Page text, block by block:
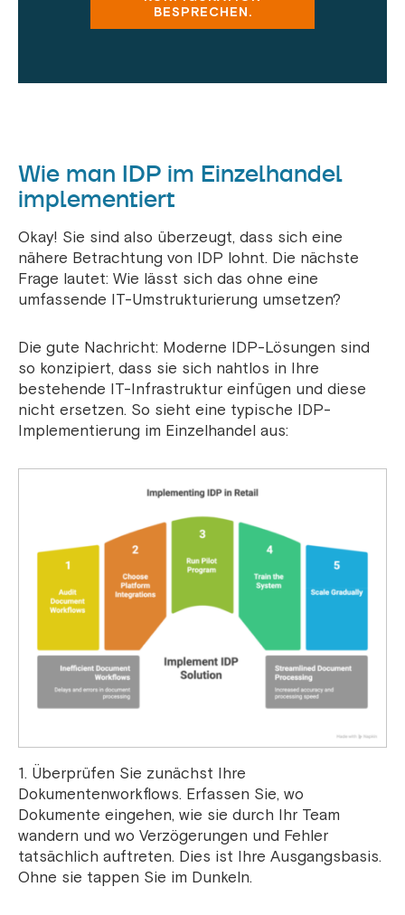
BESPRECHEN.
Wie man IDP im Einzelhandel
implementiert
Okay! Sie sind also überzeugt, dass sich eine
nähere Betrachtung von IDP lohnt. Die nächste
Frage lautet: Wie lässt sich das ohne eine
umfassende IT-Umstrukturierung umsetzen?
Die gute Nachricht: Moderne IDP-Lösungen sind
so konzipiert, dass sie sich nahtlos in Ihre
bestehende IT-Infrastruktur einfügen und diese
nicht ersetzen. So sieht eine typische IDP-
Implementierung im Einzelhandel aus:
1. Überprüfen Sie zunächst Ihre
Dokumentenworkflows. Erfassen Sie, wo
Dokumente eingehen, wie sie durch Ihr Team
wandern und wo Verzögerungen und Fehler
tatsächlich auftreten. Dies ist Ihre Ausgangsbasis.
Ohne sie tappen Sie im Dunkeln.